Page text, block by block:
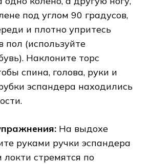
под углом 90 градусов,
и плотно упритесь
пол (используйте
Наклоните торс
спина, голова, руки и
эспандера находились
На выдохе
руками ручки эспандера
локти стремятся по